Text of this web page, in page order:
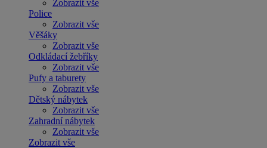
Zobrazit vše
Police
Zobrazit vše
Věšáky
Zobrazit vše
Odkládací žebříky
Zobrazit vše
Pufy a taburety
Zobrazit vše
Dětský nábytek
Zobrazit vše
Zahradní nábytek
Zobrazit vše
Zobrazit vše